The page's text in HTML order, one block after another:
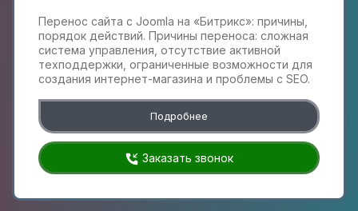
Перенос сайта с Joomla на «Битрикс»: причины,
порядок действий. Причины переноса: сложная
система управления, отсутствие активной
техподдержки, ограниченные возможности для
создания интернет-магазина и проблемы с SEO.
Подробнее
Заказать звонок